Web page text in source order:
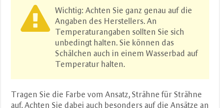
Wichtig: Achten Sie ganz genau auf die
Angaben des Herstellers. An
Temperaturangaben sollten Sie sich
unbedingt halten. Sie können das
Schälchen auch in einem Wasserbad auf
Temperatur halten.
Tragen Sie die Farbe vom Ansatz, Strähne für Strähne
auf. Achten Sie dabei auch besonders auf die Ansätze an